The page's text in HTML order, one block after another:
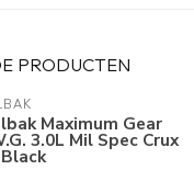
PRODUCTEN
Maximum Gear
3.0L Mil Spec Crux